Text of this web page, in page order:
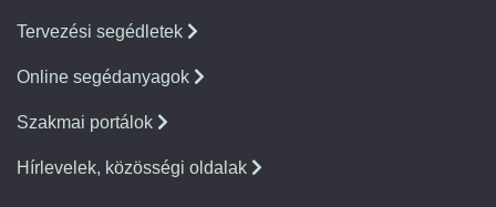
Tervezési segédletek
Online segédanyagok
Szakmai portálok
Hírlevelek, közösségi oldalak